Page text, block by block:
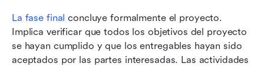
La fase final concluye formalmente el proyecto.
Implica verificar que todos los objetivos del proyecto
se hayan cumplido y que los entregables hayan sido
aceptados por las partes interesadas. Las actividades